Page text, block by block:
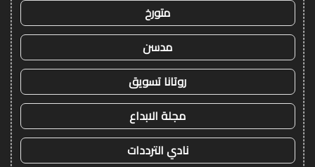
متورخ
مدسن
روتانا تسويق
مجلة الابداع
نادي الترددات